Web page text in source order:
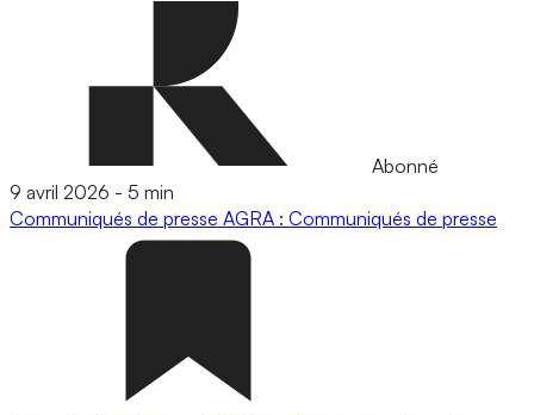
Abonné
9 avril 2026 - 5 min
Communiqués de presse AGRA : Communiqués de presse